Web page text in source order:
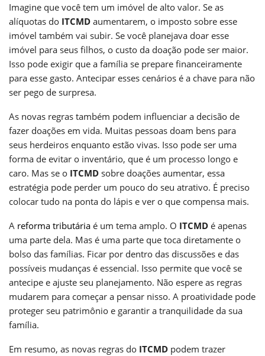
Imagine que você tem um imóvel de alto valor. Se as
alíquotas do ITCMD aumentarem, o imposto sobre esse
imóvel também vai subir. Se você planejava doar esse
imóvel para seus filhos, o custo da doação pode ser maior.
Isso pode exigir que a família se prepare financeiramente
para esse gasto. Antecipar esses cenários é a chave para não
ser pego de surpresa.
As novas regras também podem influenciar a decisão de
fazer doações em vida. Muitas pessoas doam bens para
seus herdeiros enquanto estão vivas. Isso pode ser uma
forma de evitar o inventário, que é um processo longo e
caro. Mas se o ITCMD sobre doações aumentar, essa
estratégia pode perder um pouco do seu atrativo. É preciso
colocar tudo na ponta do lápis e ver o que compensa mais.
A reforma tributária é um tema amplo. O ITCMD é apenas
uma parte dela. Mas é uma parte que toca diretamente o
bolso das famílias. Ficar por dentro das discussões e das
possíveis mudanças é essencial. Isso permite que você se
antecipe e ajuste seu planejamento. Não espere as regras
mudarem para começar a pensar nisso. A proatividade pode
proteger seu patrimônio e garantir a tranquilidade da sua
família.
Em resumo, as novas regras do ITCMD podem trazer